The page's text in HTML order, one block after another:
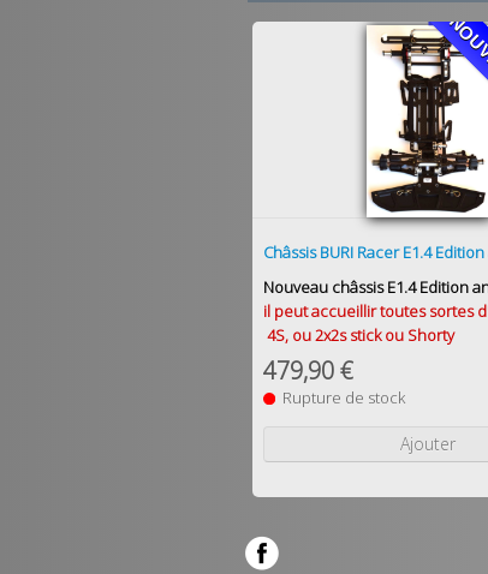
Châssis BURI Racer E1.4
Nouveau châssis E1.4 Edition
il peut accueillir toutes sortes
4S, ou 2x2s stick ou Shorty
479,90 €
Rupture de stock
Ajouter